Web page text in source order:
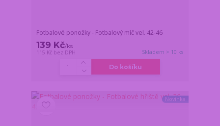
Fotbalové ponožky - Fotbalový míč vel. 42-46
139 Kč/ks
115 Kč bez DPH Skladem > 10 ks
Do košíku
Novinka